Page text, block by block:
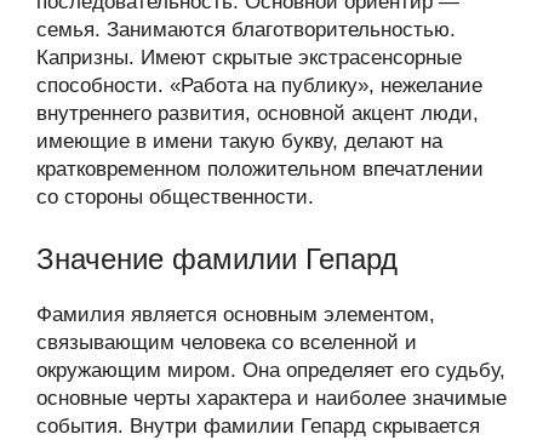
семья. Занимаются благотворительностью.
Капризны. Имеют скрытые экстрасенсорные
способности. «Работа на публику», нежелание
внутреннего развития, основной акцент люди,
имеющие в имени такую букву, делают на
кратковременном положительном впечатлении
со стороны общественности.
Значение фамилии Гепард
Фамилия является основным элементом,
связывающим человека со вселенной и
окружающим миром. Она определяет его судьбу,
основные черты характера и наиболее значимые
события. Внутри фамилии Гепард скрывается